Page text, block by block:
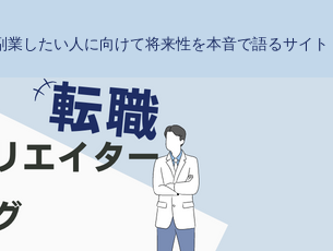
したい人に向けて将来性を本音で語るサイト